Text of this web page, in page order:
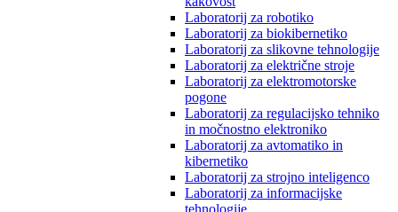
Laboratorij za robotiko
Laboratorij za biokibernetiko
Laboratorij za slikovne tehnologije
Laboratorij za električne stroje
Laboratorij za elektromotorske
pogone
Laboratorij za regulacijsko tehniko
in močnostno elektroniko
Laboratorij za avtomatiko in
kibernetiko
Laboratorij za strojno inteligenco
Laboratorij za informacijske
tehnologije